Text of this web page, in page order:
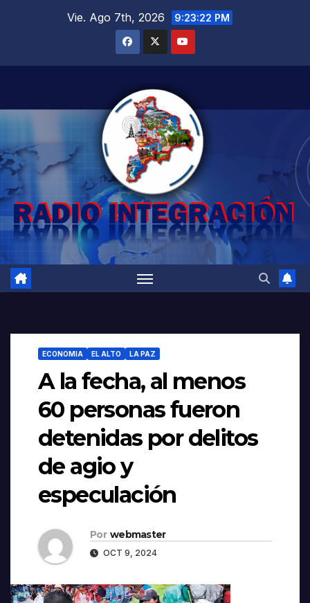
Vie. Ago 7th, 2026 9:23:23 PM
ECONOMIA EL ALTO LA PAZ
A la fecha, al menos
60 personas fueron
detenidas por delitos
de agio y
especulación
Por webmaster
OCT 9, 2024